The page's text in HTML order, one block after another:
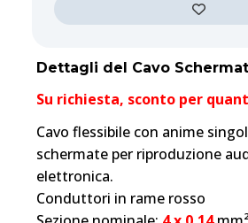
Dettagli del Cavo
Su richiesta, sconto per
Cavo flessibile con anime
schermate per riproduzione
elettronica.
Conduttori in rame rosso